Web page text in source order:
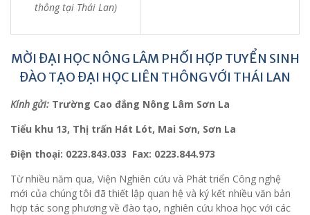
thông tại Thái Lan)
MỜI ĐẠI HỌC NÔNG LÂM PHỐI HỢP TUYỂN SINH
ĐÀO TẠO ĐẠI HỌC LIÊN THÔNG VỚI THÁI LAN
Kính gửi: Trường Cao đẳng Nông Lâm Sơn La
Tiểu khu 13, Thị trấn Hát Lót, Mai Sơn, Sơn La
Điện thoại: 0223.843.033 Fax: 0223.844.973
Từ nhiều năm qua, Viện Nghiên cứu và Phát triển Công nghệ
mới của chúng tôi đã thiết lập quan hệ và ký kết nhiều văn bản
hợp tác song phương về đào tạo, nghiên cứu khoa học với các